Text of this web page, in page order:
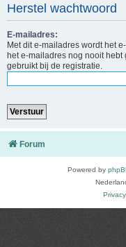
Herstel wachtwoord
E-mailadres:
Met dit e-mailadres wordt het
het e-mailadres nog nooit
gebruikt bij de registratie.
Forum
Powered by
Privacy